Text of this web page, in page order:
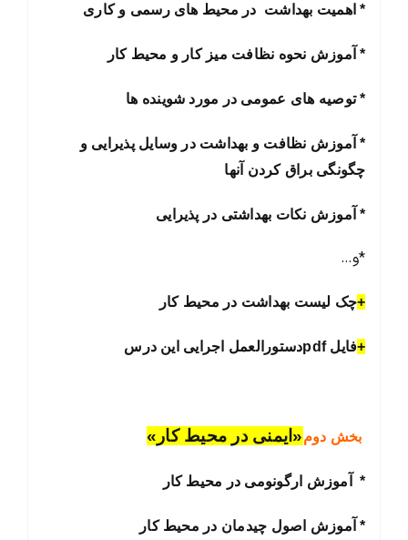
* اهمیت بهداشت در محیط های رسمی و کاری
* آموزش نحوه نظافت میز کار و محیط کار
* توصیه های عمومی در مورد شوینده ها
* آموزش نظافت و بهداشت در وسایل پذیرایی و
چگونگی براق کردن آنها
* آموزش نکات بهداشتی در پذیرایی
*و…
+چک لیست بهداشت در محیط کار
+فایل pdfدستورالعمل اجرایی این درس
بخش دوم«ایمنی در محیط کار»
* آموزش ارگونومی در محیط کار
* آموزش اصول چیدمان در محیط کار